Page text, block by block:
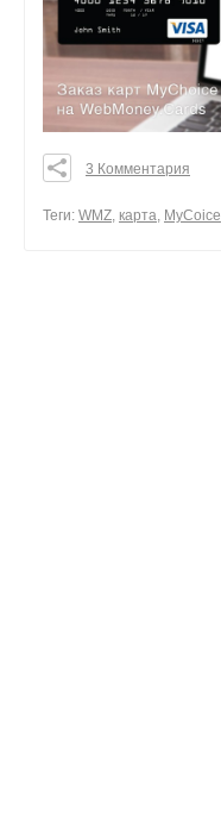
0
3 Комментария
Теги: WMZ, карта, MyCoice